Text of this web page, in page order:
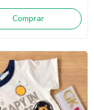
Comprar